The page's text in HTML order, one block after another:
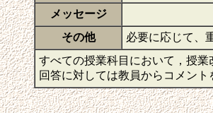
メッセージ
その他
必要に応じて、
すべての授業科目において，授
回答に対しては教員からコメン